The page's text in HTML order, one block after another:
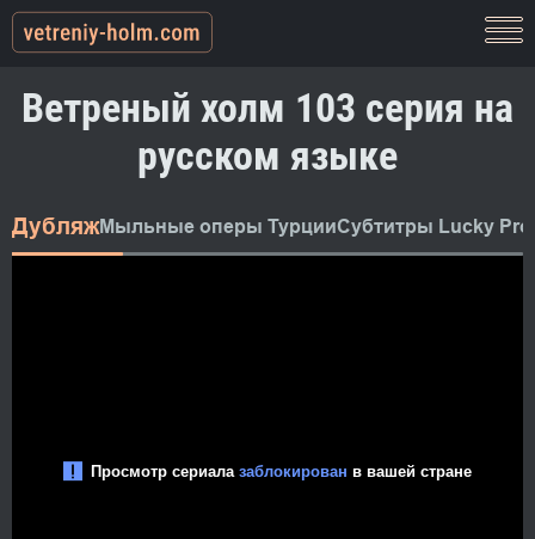
Ветреный холм 103 серия на
русском языке
ДубляжМыльные оперы ТурцииСубтитры Lucky